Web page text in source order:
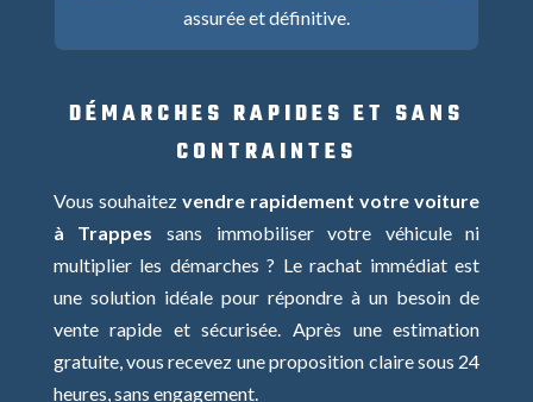
assurée et définitive.
DÉMARCHES RAPIDES ET SANS
CONTRAINTES
Vous souhaitez vendre rapidement votre voiture
à Trappes sans immobiliser votre véhicule ni
multiplier les démarches ? Le rachat immédiat est
une solution idéale pour répondre à un besoin de
vente rapide et sécurisée. Après une estimation
gratuite, vous recevez une proposition claire sous 24
heures, sans engagement.